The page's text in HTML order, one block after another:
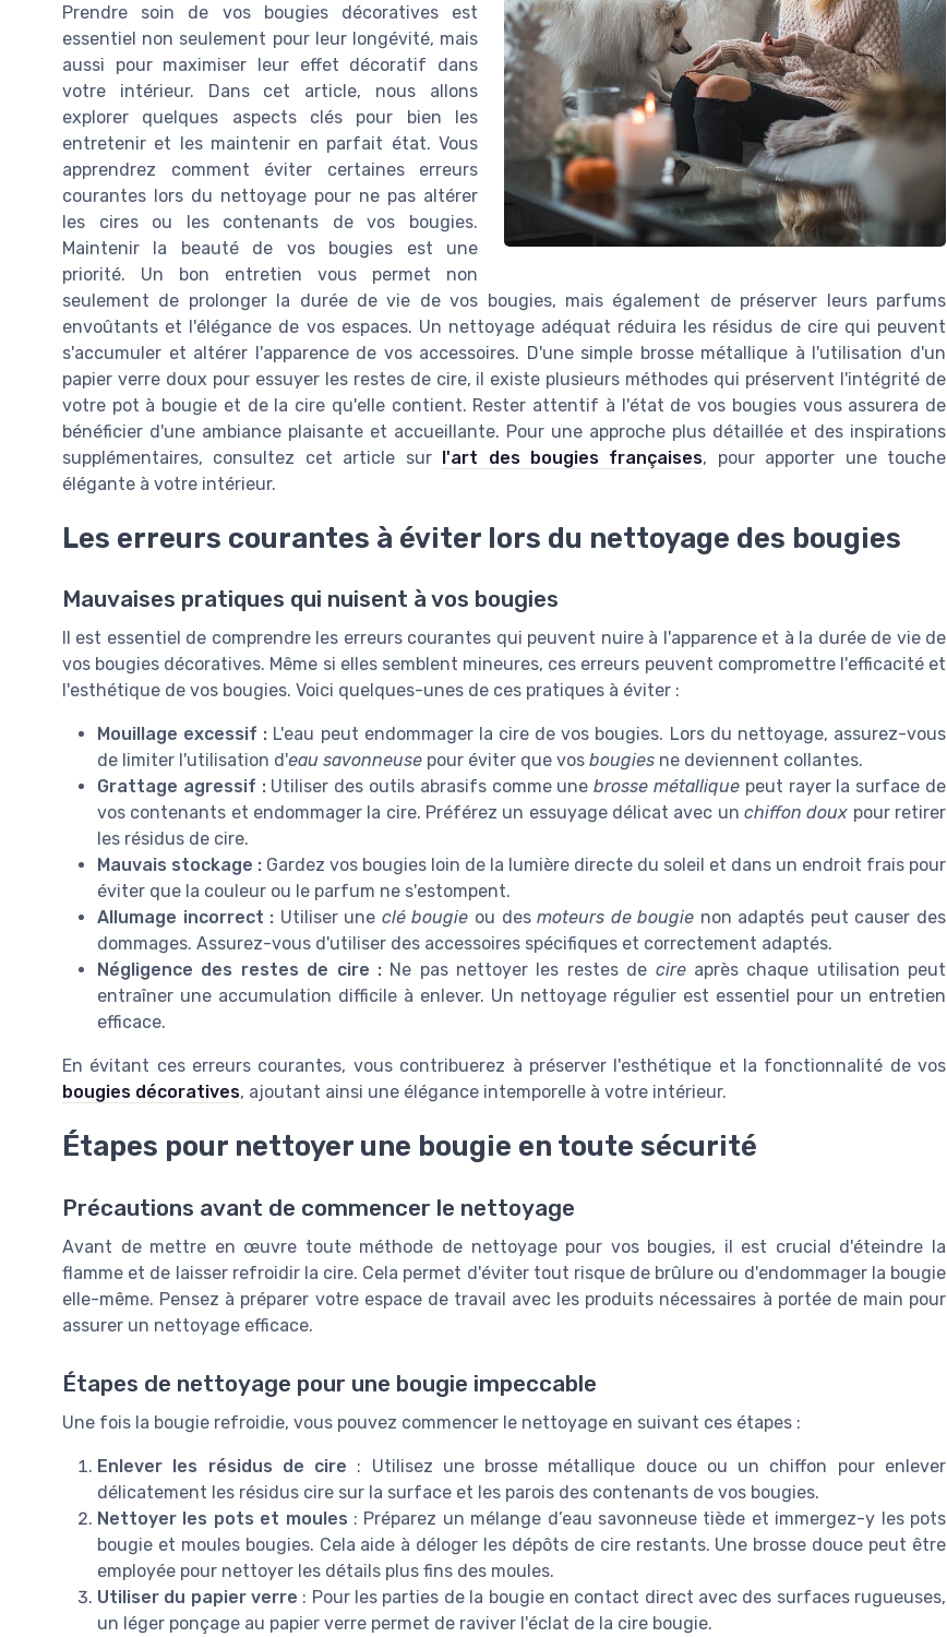
Prendre soin de vos bougies décoratives est
essentiel non seulement pour leur longévité, mais
aussi pour maximiser leur effet décoratif dans
votre intérieur. Dans cet article, nous allons
explorer quelques aspects clés pour bien les
entretenir et les maintenir en parfait état. Vous
apprendrez comment éviter certaines erreurs
courantes lors du nettoyage pour ne pas altérer
les cires ou les contenants de vos bougies.
Maintenir la beauté de vos bougies est une
priorité. Un bon entretien vous permet non
seulement de prolonger la durée de vie de vos bougies, mais également de préserver leurs parfums
envoûtants et l'élégance de vos espaces. Un nettoyage adéquat réduira les résidus de cire qui peuvent
s'accumuler et altérer l'apparence de vos accessoires. D'une simple brosse métallique à l'utilisation d'un
papier verre doux pour essuyer les restes de cire, il existe plusieurs méthodes qui préservent l'intégrité de
votre pot à bougie et de la cire qu'elle contient. Rester attentif à l'état de vos bougies vous assurera de
bénéficier d'une ambiance plaisante et accueillante. Pour une approche plus détaillée et des inspirations
supplémentaires, consultez cet article sur l'art des bougies françaises, pour apporter une touche
élégante à votre intérieur.
Les erreurs courantes à éviter lors du nettoyage des bougies
Mauvaises pratiques qui nuisent à vos bougies
Il est essentiel de comprendre les erreurs courantes qui peuvent nuire à l'apparence et à la durée de vie de
vos bougies décoratives. Même si elles semblent mineures, ces erreurs peuvent compromettre l'efficacité et
l'esthétique de vos bougies. Voici quelques-unes de ces pratiques à éviter :
Mouillage excessif : L'eau peut endommager la cire de vos bougies. Lors du nettoyage, assurez-vous
de limiter l'utilisation d'eau savonneuse pour éviter que vos bougies ne deviennent collantes.
Grattage agressif :Utiliser des outils abrasifs comme unebrosse métallique peut rayer la surface de
vos contenants et endommager la cire. Préférez un essuyage délicat avec un chiffon doux pour retirer
les résidus de cire.
Mauvais stockage : Gardez vos bougies loin de la lumière directe du soleil et dans un endroit frais pour
éviter que la couleur ou le parfum ne s'estompent.
Allumage incorrect : Utiliser une clé bougie ou desmoteurs de bougie non adaptés peut causer des
dommages. Assurez-vous d'utiliser des accessoires spécifiques et correctement adaptés.
Négligence des restes de cire :Ne pas nettoyer les restes de cireaprès chaque utilisation peut
entraîner une accumulation difficile à enlever. Un nettoyage régulier est essentiel pour un entretien
efficace.
En évitant ces erreurs courantes, vous contribuerez à préserver l'esthétique et la fonctionnalité de vos
bougies décoratives, ajoutant ainsi une élégance intemporelle à votre intérieur.
Étapes pour nettoyer une bougie en toute sécurité
Précautions avant de commencer le nettoyage
Avant de mettre en œuvre toute méthode de nettoyage pour vos bougies, il est crucial d'éteindre la
flamme et de laisser refroidir la cire. Cela permet d'éviter tout risque de brûlure ou d'endommager la bougie
elle-même. Pensez à préparer votre espace de travail avec les produits nécessaires à portée de main pour
assurer un nettoyage efficace.
Étapes de nettoyage pour une bougie impeccable
Une fois la bougie refroidie, vous pouvez commencer le nettoyage en suivant ces étapes :
Enlever les résidus de cire : Utilisez une brosse métallique douce ou un chiffon pour enlever
délicatement les résidus cire sur la surface et les parois des contenants de vos bougies.
Nettoyer les pots et moules : Préparez un mélange d’eau savonneuse tiède et immergez-y les pots
bougie et moules bougies. Cela aide à déloger les dépôts de cire restants. Une brosse douce peut être
employée pour nettoyer les détails plus fins des moules.
Utiliser du papier verre : Pour les parties de la bougie en contact direct avec des surfaces rugueuses,
un léger ponçage au papier verre permet de raviver l'éclat de la cire bougie.